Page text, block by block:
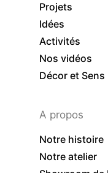
Projets
Idées
Activités
Nos vidéos
Décor et Sens
A propos
Notre histoire
Notre atelier